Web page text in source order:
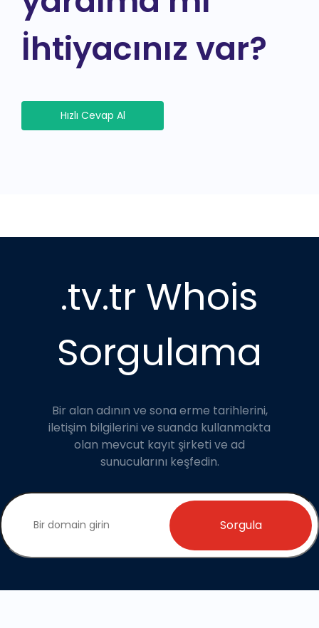
İhtiyacınız var?
Hızlı Cevap Al
.tv.tr Whois
Sorgulama
Bir alan adının ve sona erme tarihlerini,
iletişim bilgilerini ve suanda kullanmakta
olan mevcut kayıt şirketi ve ad
sunucularını keşfedin.
Sorgula